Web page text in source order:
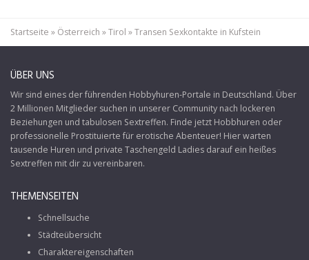
Startseite » Österreich »Tirol »Transen Sexkontakte in Kufstein
ÜBER UNS
Wir sind eines der führenden Hobbyhuren-Portale in Deutschland. Über
2 Millionen Mitglieder suchen in unserer Community nach lockeren
Beziehungen und tabulosen Sextreffen. Finde jetzt Hobbhuren oder
professionelle Prostituierte für erotische Abenteuer! Hier warten
tausende Huren und private Taschengeld Ladies darauf ein heißes
Sextreffen mit dir zu vereinbaren.
THEMENSEITEN
Schnellsuche
Städteübersicht
Charaktereigenschaften